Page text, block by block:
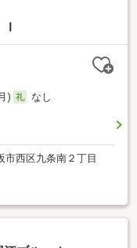
)
なし
市西区九条南２丁目